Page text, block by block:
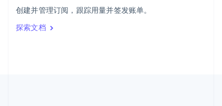
创建并管理订阅，跟踪用量并签发账单。
探索文档
ItalianoEnglish
印度
English